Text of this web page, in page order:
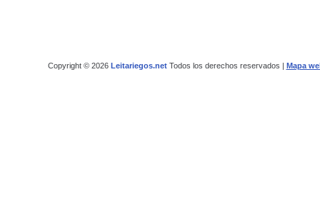
Copyright © 2026 Leitariegos.netTodos los derechos reservados | Mapa